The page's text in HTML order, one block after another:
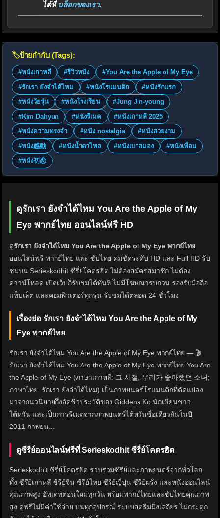
ได้ที่ บล็อกของเรา.
🏷️ป้ายกำกับ (Tags):
#หนังเกาหลี #รีวิวหนัง
#You Are the Apple of My Eye
#รักเรา ยังจำได้ไหม
#หนังโรแมนติก
#หนังรักแรก
#หนังวัยรุ่น
#หนังโรงเรียน
#Jung Jin-young
#Kim Dahyun
#หนังรีเมค
#หนังเกาหลี 2025
#หนังความทรงจำ
#หนัง nostalgia
#หนังสวยงาม
#หนัง感動
#หนังน้ำตาไหล #หนังเบาสมอง
#หนังเพื่อน
#หนัง初恋
ดูรักเรา ยังจำได้ไหม You Are the Apple of My
Eye พากย์ไทย ออนไลน์ฟรี HD
ดูรักเรา ยังจำได้ไหม You Are the Apple of My Eye พากย์ไทย
ออนไลน์ฟรี พากย์ไทย และ ซับไทย คมชัดระดับ HD และ Full HD รับ
ชมบน Serieskodhit ซีรี่ย์โคตรฮิต ไม่ต้องสมัครสมาชิก ไม่ต้อง
ดาวน์โหลด เปิดเว็บก็รับชมได้ทันที ไม่มีโฆษณารบกวน รองรับมือถือ
แท็บเล็ต และคอมพิวเตอร์ทุกรุ่น รับชมได้ตลอด 24 ชั่วโมง
เรื่องย่อ รักเรา ยังจำได้ไหม You Are the Apple of My
Eye พากย์ไทย
รักเรา ยังจำได้ไหม You Are the Apple of My Eye พากย์ไทย — 🎬
รักเรา ยังจำได้ไหม You Are the Apple of My Eye พากย์ไทย You Are
the Apple of My Eye (ภาษาเกาหลี: 그 시절, 우리가 좋아했던 소녀;
ภาษาไทย: รักเรา ยังจำได้ไหม) เป็นภาพยนตร์โรแมนติกที่ดัดแปลง
มาจากนวนิยายกึ่งอัตชีวประวัติของ Giddens Ko นักเขียนชาว
ไต้หวัน และเป็นการรีเมคจากภาพยนตร์ไต้หวันชื่อเดียวกันในปี
2011 ภาพยน...
ดูซีรีย์ออนไลน์ฟรีที่ Serieskodhit ซีรี่ย์โคตรฮิต
Serieskodhit ซีรี่ย์โคตรฮิต รวบรวมซีรีย์และภาพยนตร์จากทั่วโลก
ทั้ง ซีรีย์เกาหลี ซีรีย์จีน ซีรีย์ไทย ซีรีย์ญี่ปุ่น ซีรีย์ฝรั่ง และหนังออนไลน์
คุณภาพสูง อัพเดทตอนใหม่ทุกวัน พร้อมพากย์ไทยและซับไทยคุณภาพ
สูง ดูฟรีไม่มีค่าใช้จ่าย บนทุกอุปกรณ์ ระบบสตรีมมิ่งเสถียร ไม่กระตุก